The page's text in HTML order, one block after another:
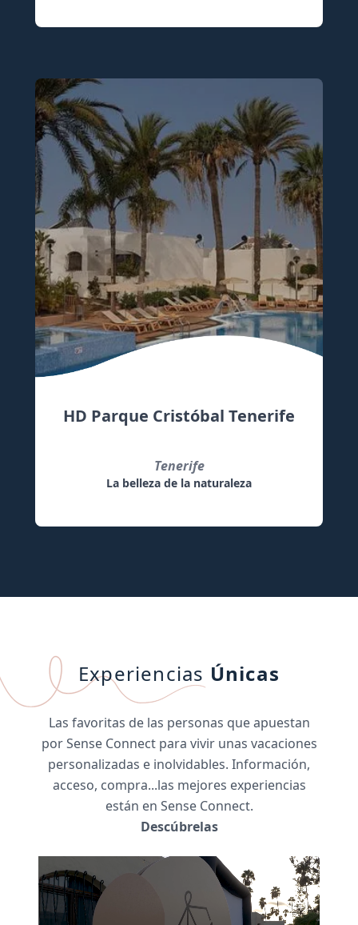
HD Parque Cristóbal Tenerife
Tenerife
La belleza de la naturaleza
Experiencias Únicas
Las favoritas de las personas que apuestan
por Sense Connect para vivir unas vacaciones
personalizadas e inolvidables. Información,
acceso, compra...las mejores experiencias
están en Sense Connect.
Descúbrelas